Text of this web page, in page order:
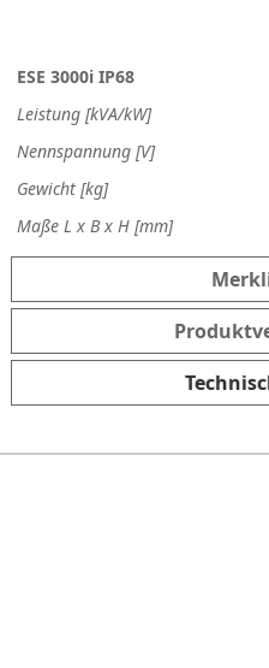
ESE 3000i IP68
Leistung [kVA/kW]
Nennspannung [V]
Gewicht [kg]
Maße L x B x H [mm]